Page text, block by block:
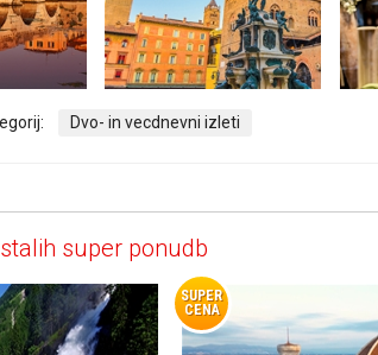
Dvo- in vecdnevni izleti
super ponudb
SUPER
CENA